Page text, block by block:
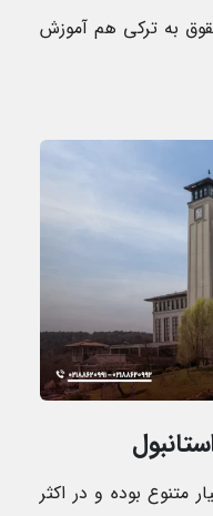
به ترکی هم آموزش
متنوع بوده و در اکثر